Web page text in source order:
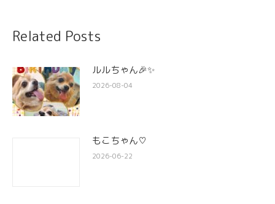
Related Posts
ルルちゃん🎉✨
2026-08-04
もこちゃん♡
2026-06-22